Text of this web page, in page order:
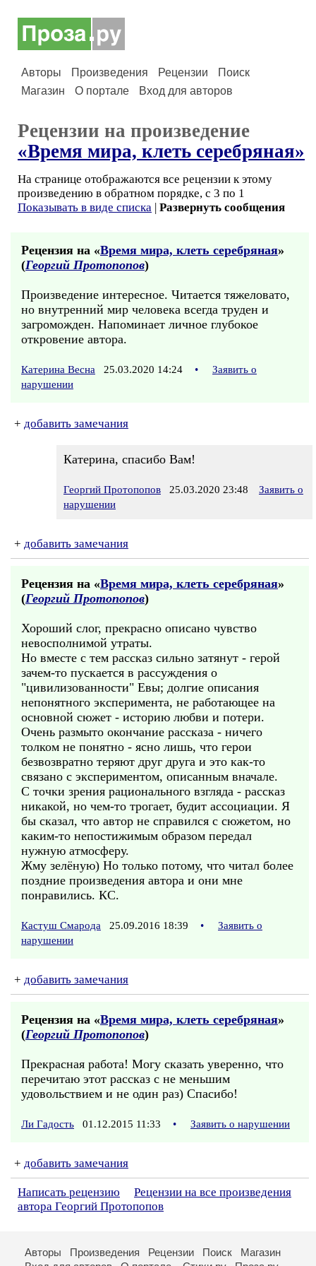
Авторы Произведения Рецензии
Поиск
Магазин
О портале Вход для авторов
Рецензии на произведение
«Время мира, клеть серебряная»
На странице отображаются все рецензии к этому
произведению в обратном порядке, с 3 по 1
Показывать в виде списка | Развернуть сообщения
Рецензия на «Время мира, клеть серебряная»
(Георгий Протопопов)
Произведение интересное. Читается тяжеловато,
но внутренний мир человека всегда труден и
загроможден. Напоминает личное глубокое
откровение автора.
Катерина Весна 25.03.2020 14:24 •
Заявить о
нарушении
+ добавить замечания
Катерина, спасибо Вам!
Георгий Протопопов 25.03.2020 23:48
Заявить о
нарушении
+ добавить замечания
Рецензия на «Время мира, клеть серебряная»
(Георгий Протопопов)
Хороший слог, прекрасно описано чувство
невосполнимой утраты.
Но вместе с тем рассказ сильно затянут - герой
зачем-то пускается в рассуждения о
"цивилизованности" Евы; долгие описания
непонятного эксперимента, не работающее на
основной сюжет - историю любви и потери.
Очень размыто окончание рассказа - ничего
толком не понятно - ясно лишь, что герои
безвозвратно теряют друг друга и это как-то
связано с экспериментом, описанным вначале.
С точки зрения рационального взгляда - рассказ
никакой, но чем-то трогает, будит ассоциации. Я
бы сказал, что автор не справился с сюжетом, но
каким-то непостижимым образом передал
нужную атмосферу.
Жму зелёную) Но только потому, что читал более
поздние произведения автора и они мне
понравились. КС.
Кастуш Смарода 25.09.2016 18:39 •
Заявить о
нарушении
+ добавить замечания
Рецензия на «Время мира, клеть серебряная»
(Георгий Протопопов)
Прекрасная работа! Могу сказать уверенно, что
перечитаю этот рассказ с не меньшим
удовольствием и не один раз) Спасибо!
Ли Гадость 01.12.2015 11:33 • Заявить о нарушении
+ добавить замечания
Написать рецензию
Рецензии на все произведения
автора Георгий Протопопов
Авторы Произведения Рецензии Поиск
Магазин